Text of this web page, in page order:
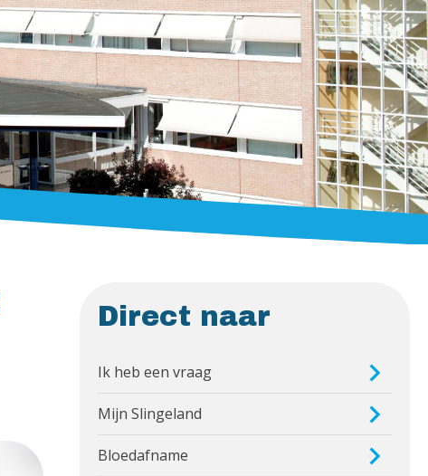
Direct naar
Ik heb een vraag
Mijn Slingeland
Bloedafname